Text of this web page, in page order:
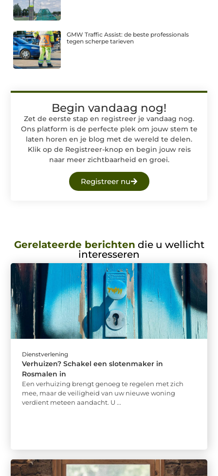
GMW Traffic Assist: de beste professionals
tegen scherpe tarieven
Begin vandaag nog!
Zet de eerste stap en registreer je vandaag nog.
Ons platform is de perfecte plek om jouw stem te
laten horen en je blog met de wereld te delen.
Klik op de Registreer-knop en begin jouw reis
naar meer zichtbaarheid en groei.
Registreer nu
Gerelateerde berichten die u wellicht
interesseren
Dienstverlening
Verhuizen? Schakel een slotenmaker in
Rosmalen in
Een verhuizing brengt genoeg te regelen met zich
mee, maar de veiligheid van uw nieuwe woning
verdient meteen aandacht. U ...